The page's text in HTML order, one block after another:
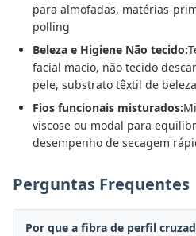
para almofadas, matérias-
polling
Beleza e Higiene Não tecido:
facial macio, não tecido
pele, substrato têxtil de
Fios funcionais misturados:
viscose ou modal para
desempenho de secagem
Perguntas Frequentes
Por que a fibra de perfil